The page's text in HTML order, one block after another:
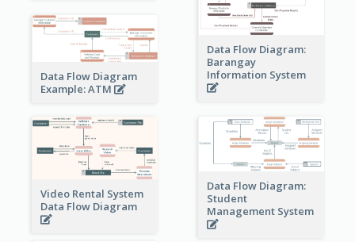
Data Flow Diagram:
Barangay
Information System
Data Flow Diagram
Example: ATM
Video Rental System
Data Flow Diagram
Data Flow Diagram:
Student
Management System